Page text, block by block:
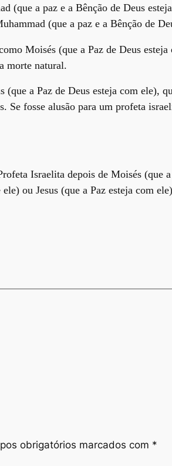
a paz e a Bênção de Deus
(que a paz e a Bênção de
Moisés (que a Paz de Deus
morte natural.
a Paz de Deus esteja com ele),
Se fosse alusão para um profeta
Israelita depois de Moisés (que
ou Jesus (que a Paz esteja com
obrigatórios marcados com *